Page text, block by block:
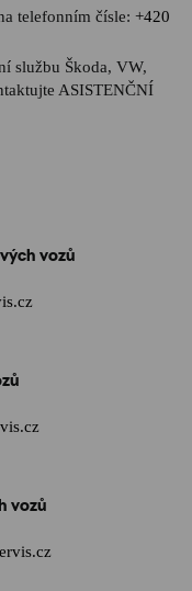
telefonním čísle: +420
službu Škoda, VW,
ASISTENČNÍ
vozů
vozů